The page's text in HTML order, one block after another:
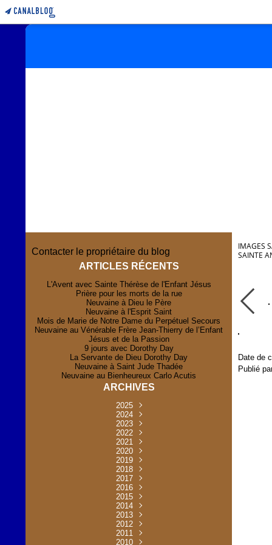
Contacter le propriétaire du blog
ARTICLES RÉCENTS
L'Avent avec Sainte Thérèse de l'Enfant Jésus
Prière pour les morts de la rue
Neuvaine à Dieu le Père
Neuvaine à l'Esprit Saint
Mois de Marie de Notre Dame du Perpétuel Secours
Neuvaine au Vénérable Frère Jean-Thierry de l’Enfant
Jésus et de la Passion
9 jours avec Dorothy Day
La Servante de Dieu Dorothy Day
Neuvaine à Saint Jude Thadée
Neuvaine au Bienheureux Carlo Acutis
ARCHIVES
2025
Novembre
Juillet(1)
Mai
(1)
Avril
(1)
Janvier(1)
2024
Novembre
Octobre
Août
(1)
Mai
(8)
Avril
(2)
Mars
(1)
Février(1)
Janvier(2)
2023
Décembre
Novembre
Octobre
Juin
(29)
Mai (31)
Avril
(2)
2022
Décembre
Novembre
Octobre
Août
(33)
Juillet
(32)
Juin
(1)
Mai (35)
Avril
(31)
Mars
(32)
Février(2)
Janvier(30)
2021
Décembre
Novembre
Octobre(30)
Septembre
Août
(30)
Juillet(2)
Mai (30)
Avril
(3)
2020
Décembre
Novembre
Octobre(17)
Septembre
Mai (30)
Avril
(13)
Mars
(1)
2019
Octobre
Mai (30)
Avril
(5)
Mars
(31)
Février(3)
2018
Décembre
Novembre
Octobre
Août
(2)
Juin
(5)
Mai (30)
Avril
(31)
Mars
(3)
2017
Décembre
Novembre
Octobre
Août
(30)
Juillet
(33)
Juin
(4)
Mai (32)
2016
Décembre
Novembre
Octobre
Septembre
Août
(2)
Juin
(4)
2015
Décembre
Novembre
Octobre
Septembre
Août
(4)
2014
Septembre
Août
(3)
Juillet(6)
Juin
(31)
2013
Décembre
Novembre
Octobre
2012
Décembre
Novembre
2011
Décembre
2010
IMAGES
SAINTE
Date de
Publié